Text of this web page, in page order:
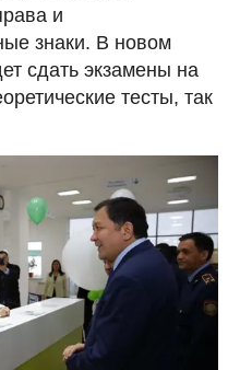
и
знаки. В новом
сдать экзамены на
тесты, так